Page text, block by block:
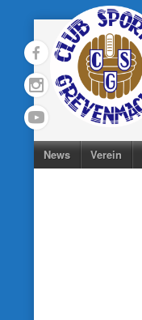
to
content
News Verein